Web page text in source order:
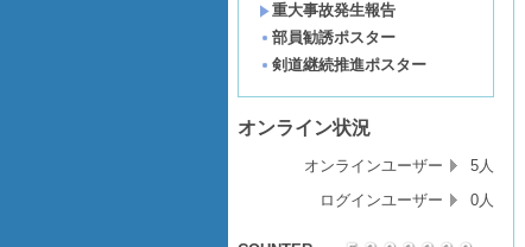
重大事故発生報告
部員勧誘ポスター
剣道継続推進ポスター
オンライン状況
オンラインユーザー
5人
ログインユーザー
0人